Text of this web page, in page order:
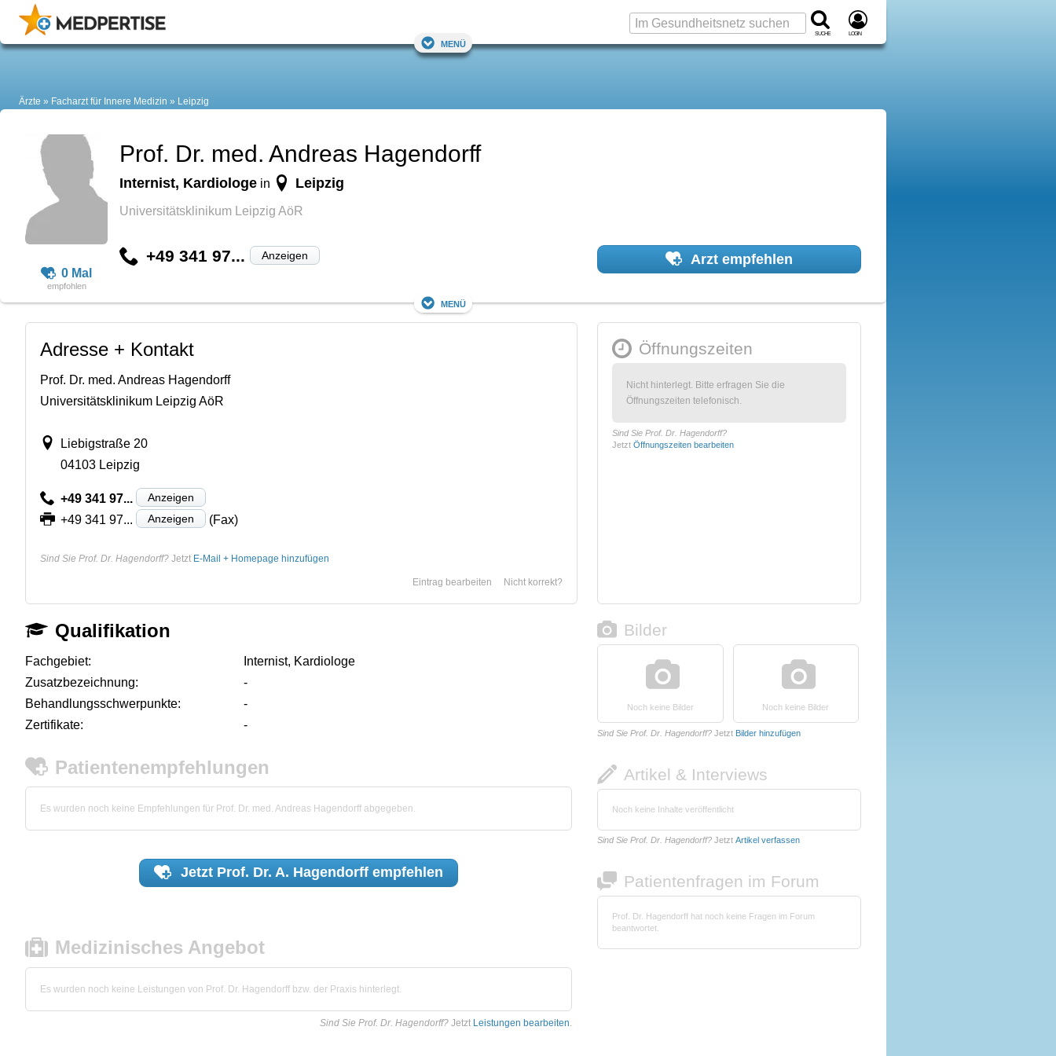
Suche Login
Menü
Ärzte Facharzt für Innere Medizin Leipzig
0 Mal
Prof. Dr. med. Andreas Hagendorff
Internist, Kardiologe in Leipzig
Universitätsklinikum Leipzig AöR
+49 341 97... Anzeigen Arzt empfehlen
Menü
Adresse + Kontakt
Prof. Dr. med. Andreas Hagendorff
Universitätsklinikum Leipzig AöR
Liebigstraße 20
04103 Leipzig
+49 341 97... Anzeigen
+49 341 97... Anzeigen (Fax)
Sind Sie Prof. Dr. Hagendorff? Jetzt E-Mail + Homepage hinzufügen
Nicht korrekt?
Eintrag bearbeiten
Öffnungszeiten
Nicht hinterlegt. Bitte erfragen Sie die
Öffnungszeiten telefonisch.
Sind Sie Prof. Dr. Hagendorff?
Jetzt Öffnungszeiten bearbeiten
Qualifikation
Fachgebiet:
Internist, Kardiologe
Zusatzbezeichnung:
-
Behandlungsschwerpunkte:
-
Zertifikate:
-
Patientenempfehlungen
Es wurden noch keine Empfehlungen für Prof. Dr. med. Andreas Hagendorff abgegeben.
Jetzt Prof. Dr. A. Hagendorffempfehlen
Medizinisches Angebot
Es wurden noch keine Leistungen von Prof. Dr. Hagendorff bzw. der Praxis hinterlegt.
Sind Sie Prof. Dr. Hagendorff? Jetzt Leistungen bearbeiten.
Bilder
Noch keine Bilder Noch keine Bilder
Sind Sie Prof. Dr. Hagendorff? Jetzt Bilder hinzufügen
Artikel & Interviews
Noch keine Inhalte veröffentlicht
Sind Sie Prof. Dr. Hagendorff? Jetzt Artikel verfassen
Patientenfragen im Forum
Prof. Dr. Hagendorff hat noch keine Fragen im Forum
beantwortet.